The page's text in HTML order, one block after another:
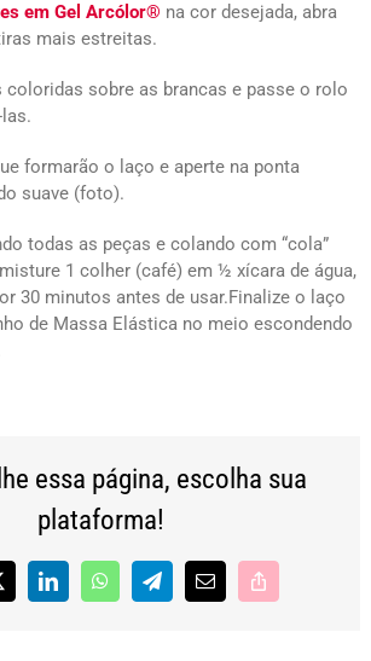
em Gel Arcólor® na cor desejada, abra
mais estreitas.
coloridas sobre as brancas e passe o rolo
formarão o laço e aperte na ponta
suave (foto).
todas as peças e colando com “cola”
1 colher (café) em ½ xícara de água,
30 minutos antes de usar.Finalize o laço
de Massa Elástica no meio escondendo
essa página, escolha sua
plataforma!
LinkedInWhatsAppTelegram
E-
Copy